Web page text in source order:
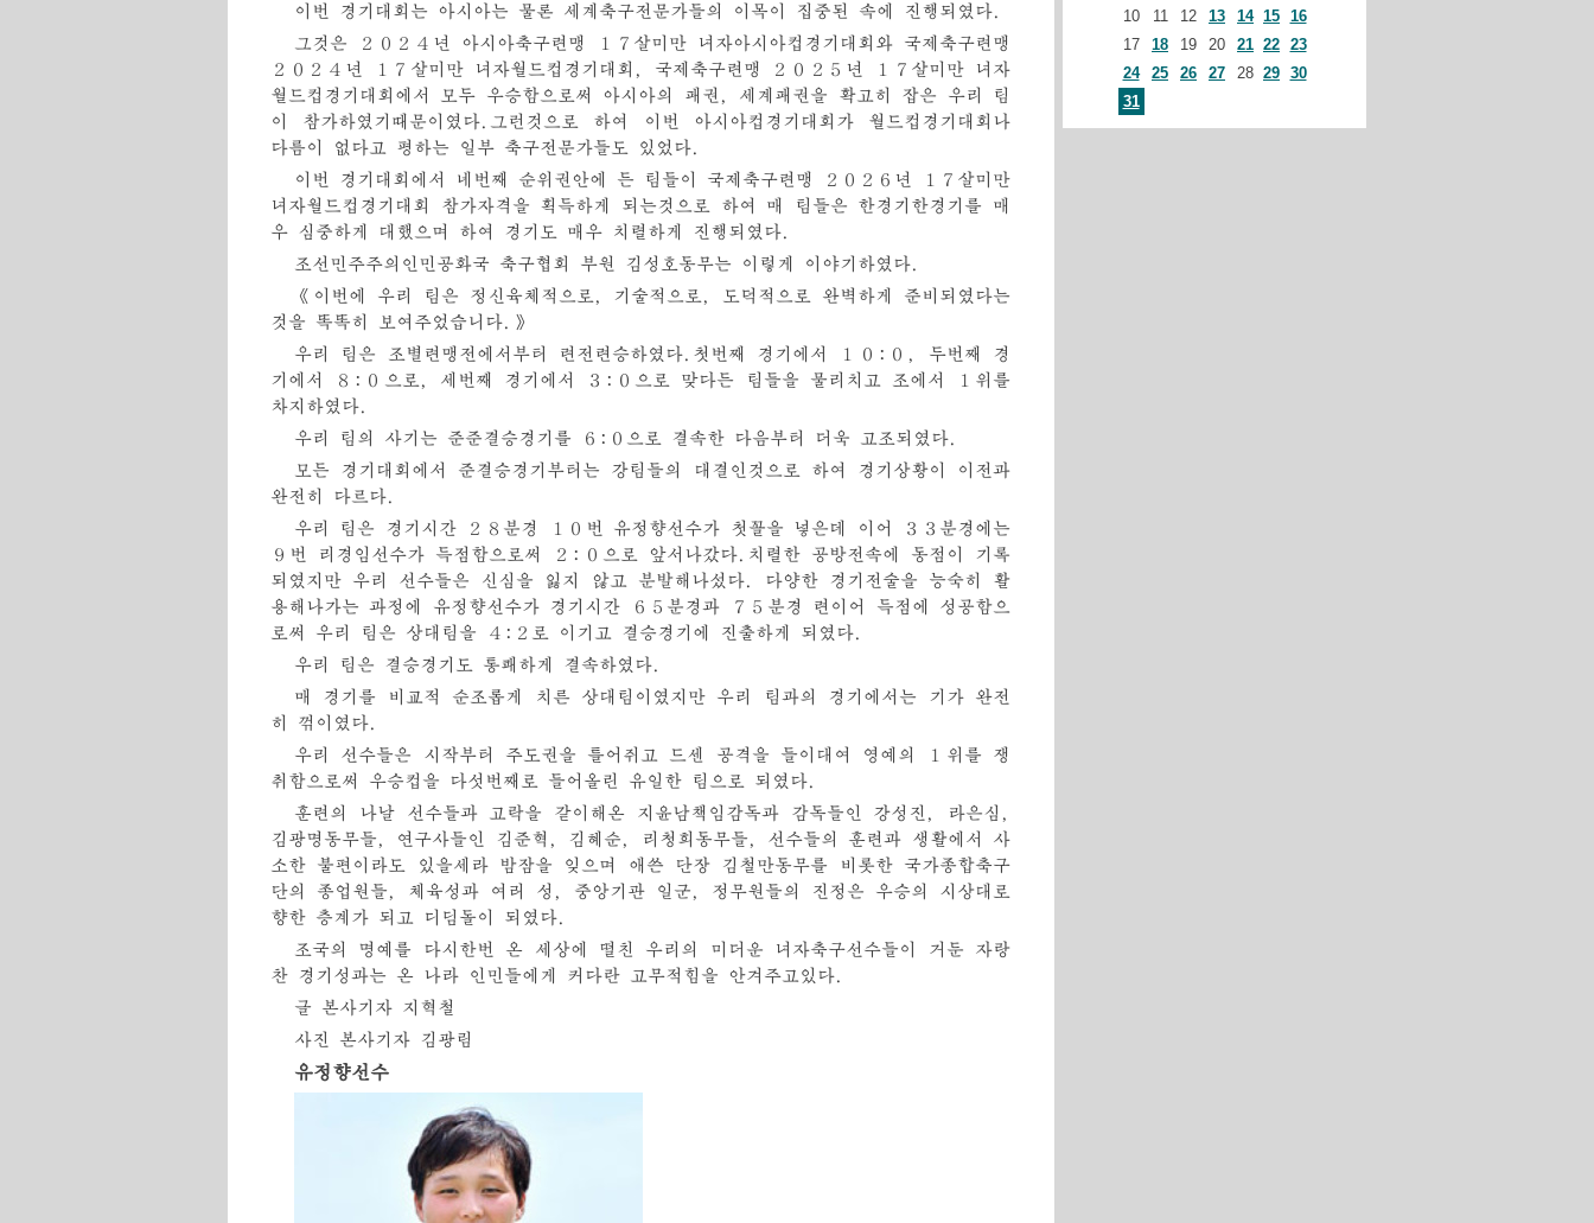
이번 경기대회는 아시아는 물론 세계축구전문가들의 이목이 집중된 속에 진행되였다.
그것은 ２０２４년 아시아축구련맹 １７살미만 녀자아시아컵경기대회와 국제축구련맹
２０２４년 １７살미만 녀자월드컵경기대회, 국제축구련맹 ２０２５년 １７살미만 녀자
월드컵경기대회에서 모두 우승함으로써 아시아의 패권, 세계패권을 확고히 잡은 우리 팀
이 참가하였기때문이였다.그런것으로 하여 이번 아시아컵경기대회가 월드컵경기대회나
다름이 없다고 평하는 일부 축구전문가들도 있었다.
이번 경기대회에서 네번째 순위권안에 든 팀들이 국제축구련맹 ２０２６년 １７살미만
녀자월드컵경기대회 참가자격을 획득하게 되는것으로 하여 매 팀들은 한경기한경기를 매
우 심중하게 대했으며 하여 경기도 매우 치렬하게 진행되였다.
조선민주주의인민공화국 축구협회 부원 김성호동무는 이렇게 이야기하였다.
《이번에 우리 팀은 정신육체적으로, 기술적으로, 도덕적으로 완벽하게 준비되였다는
것을 똑똑히 보여주었습니다.》
우리 팀은 조별련맹전에서부터 련전련승하였다.첫번째 경기에서 １０:０, 두번째 경
기에서 ８:０으로, 세번째 경기에서 ３:０으로 맞다든 팀들을 물리치고 조에서 １위를
차지하였다.
우리 팀의 사기는 준준결승경기를 ６:０으로 결속한 다음부터 더욱 고조되였다.
모든 경기대회에서 준결승경기부터는 강팀들의 대결인것으로 하여 경기상황이 이전과
완전히 다르다.
우리 팀은 경기시간 ２８분경 １０번 유정향선수가 첫꼴을 넣은데 이어 ３３분경에는
９번 리경임선수가 득점함으로써 ２:０으로 앞서나갔다.치렬한 공방전속에 동점이 기록
되였지만 우리 선수들은 신심을 잃지 않고 분발해나섰다. 다양한 경기전술을 능숙히 활
용해나가는 과정에 유정향선수가 경기시간 ６５분경과 ７５분경 련이어 득점에 성공함으
로써 우리 팀은 상대팀을 ４:２로 이기고 결승경기에 진출하게 되였다.
우리 팀은 결승경기도 통쾌하게 결속하였다.
매 경기를 비교적 순조롭게 치른 상대팀이였지만 우리 팀과의 경기에서는 기가 완전
히 꺾이였다.
우리 선수들은 시작부터 주도권을 틀어쥐고 드센 공격을 들이대여 영예의 １위를 쟁
취함으로써 우승컵을 다섯번째로 들어올린 유일한 팀으로 되였다.
훈련의 나날 선수들과 고락을 같이해온 지윤남책임감독과 감독들인 강성진, 라은심,
김광명동무들, 연구사들인 김준혁, 김혜순, 리청희동무들, 선수들의 훈련과 생활에서 사
소한 불편이라도 있을세라 밤잠을 잊으며 애쓴 단장 김철만동무를 비롯한 국가종합축구
단의 종업원들, 체육성과 여러 성, 중앙기관 일군, 정무원들의 진정은 우승의 시상대로
향한 층계가 되고 디딤돌이 되였다.
조국의 명예를 다시한번 온 세상에 떨친 우리의 미더운 녀자축구선수들이 거둔 자랑
찬 경기성과는 온 나라 인민들에게 커다란 고무적힘을 안겨주고있다.
글 본사기자 지혁철
사진 본사기자 김광림
유정향선수
10
11 12 13 14 15 16
17
18 19 20 21 22 23
24
25 26 27 28 29 30
31